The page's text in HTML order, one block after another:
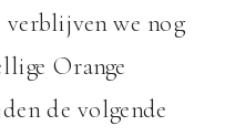
verblijven we nog
Orange
de volgende